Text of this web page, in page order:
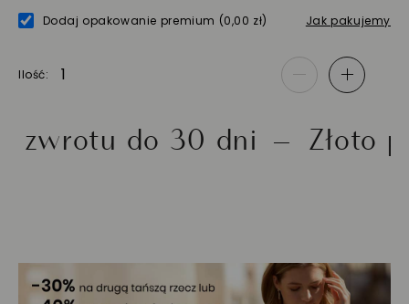
Dodaj opakowanie premium (0,00 zł) Jak pakujemy
Ilość - +
do 30 dni Złoto próby